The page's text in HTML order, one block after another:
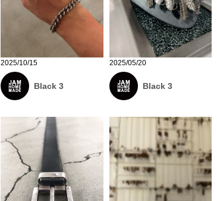
2025/10/15
Black 3
2025/05/20
Black 3